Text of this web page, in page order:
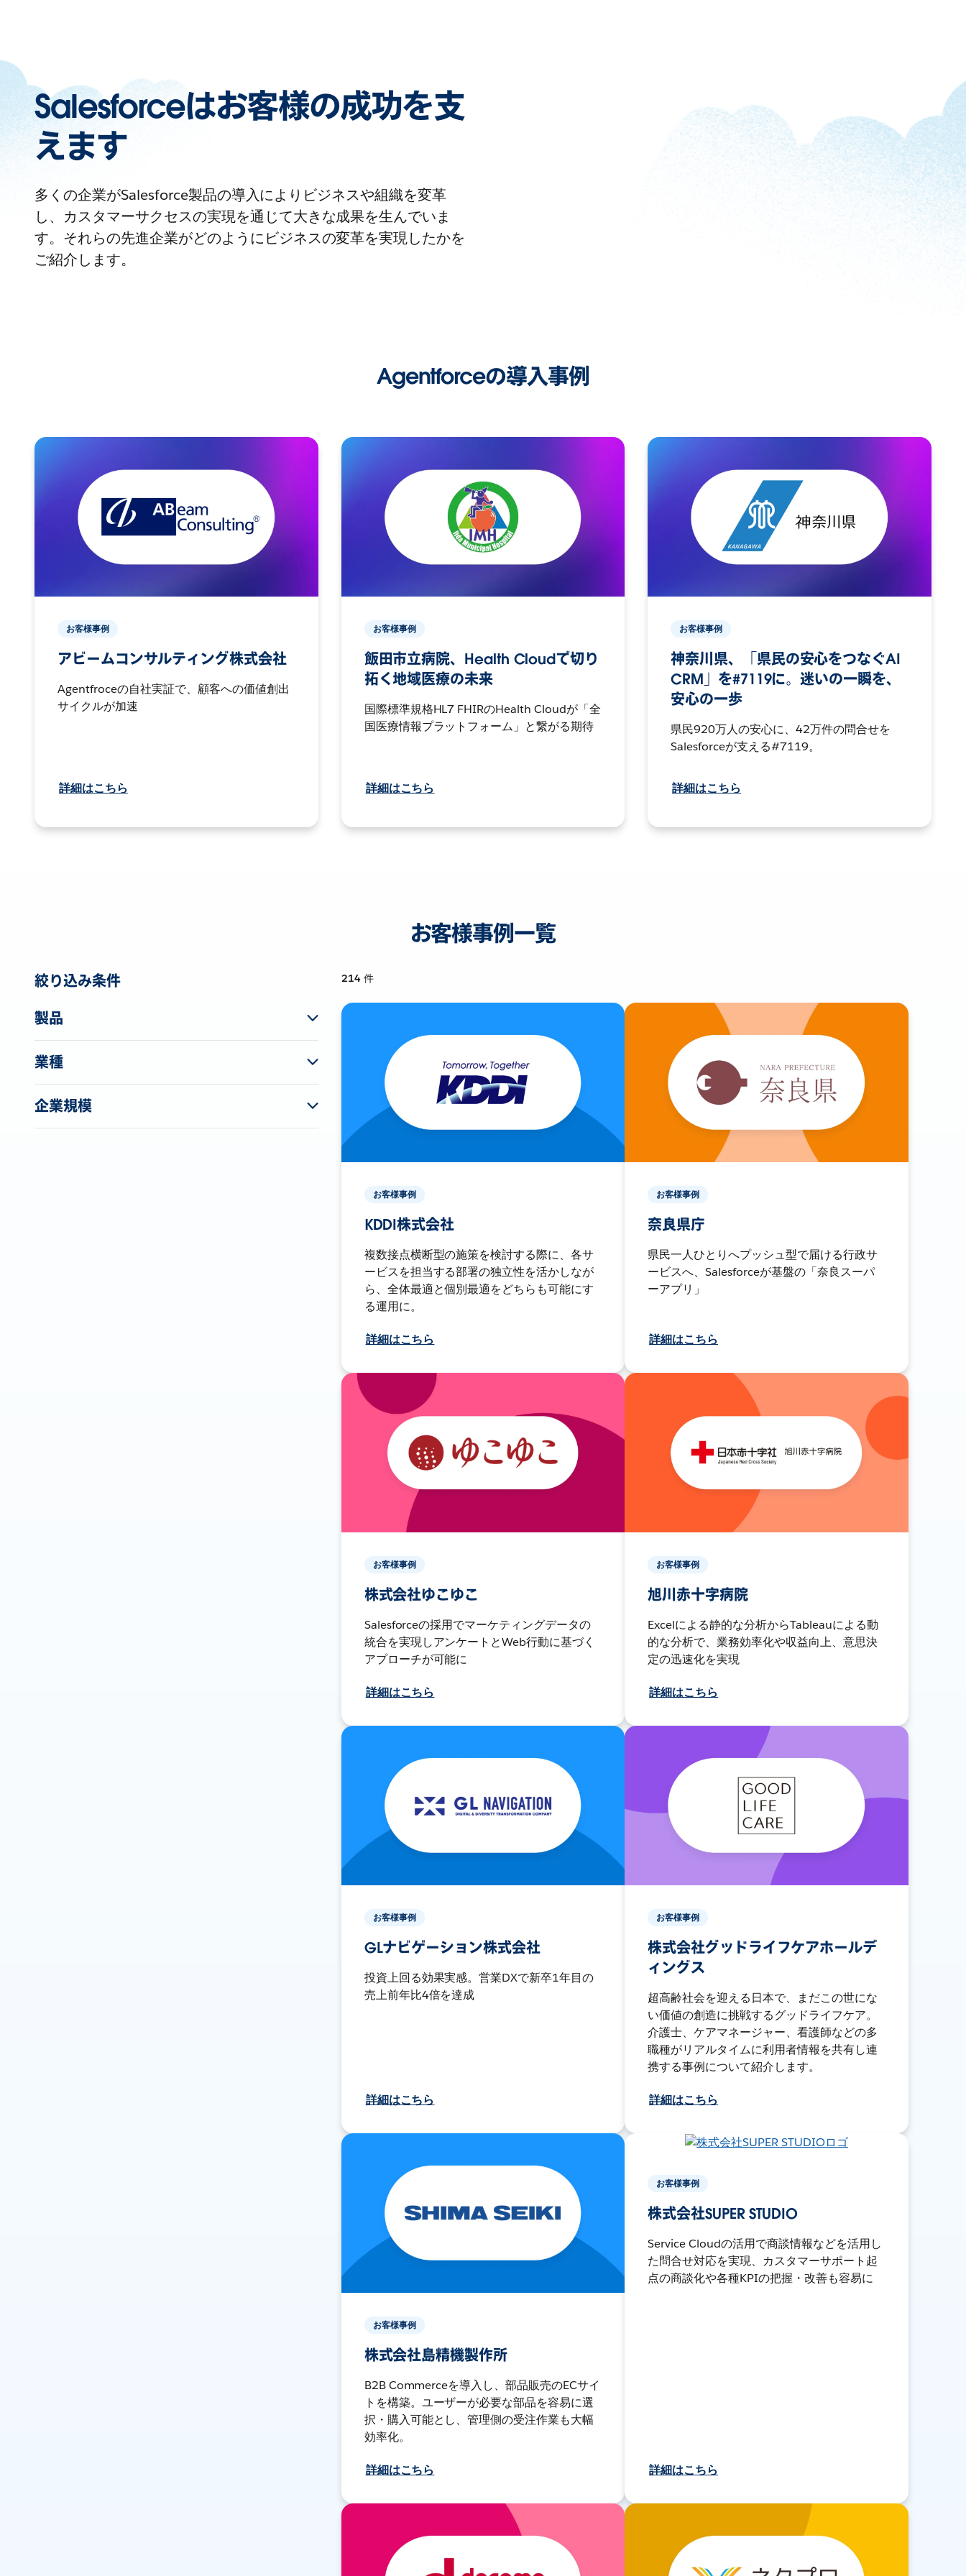
Salesforceはお客様の成功を支
えます
多くの企業がSalesforce製品の導入によりビジネスや組織を変革
し、カスタマーサクセスの実現を通じて大きな成果を生んでいま
す。それらの先進企業がどのようにビジネスの変革を実現したかを
ご紹介します。
Agentforceの導入事例
お客様事例
アビームコンサルティング株式会社
Agentfroceの自社実証で、顧客への価値創出
サイクルが加速
詳細はこちら
お客様事例
飯田市立病院、Health Cloudで切り
拓く地域医療の未来
国際標準規格HL7 FHIRのHealth Cloudが「全
国医療情報プラットフォーム」と繋がる期待
詳細はこちら
お客様事例
神奈川県、「県民の安心をつなぐAI
CRM」を#7119に。迷いの一瞬を、
安心の一歩
県民920万人の安心に、42万件の問合せを
Salesforceが支える#7119。
詳細はこちら
お客様事例一覧
絞り込み条件
製品
業種
企業規模
214 件
お客様事例
KDDI株式会社
複数接点横断型の施策を検討する際に、各サ
ービスを担当する部署の独立性を活かしなが
ら、全体最適と個別最適をどちらも可能にす
る運用に。
詳細はこちら
お客様事例
奈良県庁
県民一人ひとりへプッシュ型で届ける行政サ
ービスへ、Salesforceが基盤の「奈良スーパ
ーアプリ」
詳細はこちら
お客様事例
株式会社ゆこゆこ
Salesforceの採用でマーケティングデータの
統合を実現しアンケートとWeb行動に基づく
アプローチが可能に
詳細はこちら
お客様事例
旭川赤十字病院
Excelによる静的な分析からTableauによる動
的な分析で、業務効率化や収益向上、意思決
定の迅速化を実現
詳細はこちら
お客様事例
GLナビゲーション株式会社
投資上回る効果実感。営業DXで新卒1年目の
売上前年比4倍を達成
詳細はこちら
お客様事例
株式会社グッドライフケアホールデ
ィングス
超高齢社会を迎える日本で、まだこの世にな
い価値の創造に挑戦するグッドライフケア。
介護士、ケアマネージャー、看護師などの多
職種がリアルタイムに利用者情報を共有し連
携する事例について紹介します。
詳細はこちら
お客様事例
株式会社島精機製作所
B2B Commerceを導入し、部品販売のECサイ
トを構築。ユーザーが必要な部品を容易に選
択・購入可能とし、管理側の受注作業も大幅
効率化。
詳細はこちら
お客様事例
株式会社SUPER STUDIO
Service Cloudの活用で商談情報などを活用し
た問合せ対応を実現、カスタマーサポート起
点の商談化や各種KPIの把握・改善も容易に
詳細はこちら